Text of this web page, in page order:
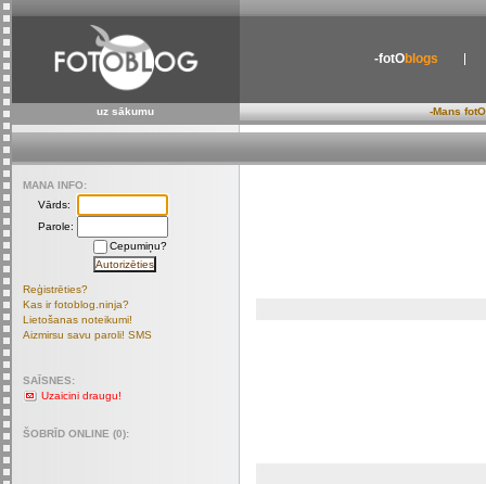
-fotOblogs
uz sākumu -Mans
MANA INFO:
Vārds:
Parole:
Cepumiņu?
Reģistrēties?
Kas ir fotoblog.ninja?
Lietošanas noteikumi!
Aizmirsu savu paroli! SMS
SAĪSNES:
Uzaicini draugu!
ŠOBRĪD ONLINE (0):